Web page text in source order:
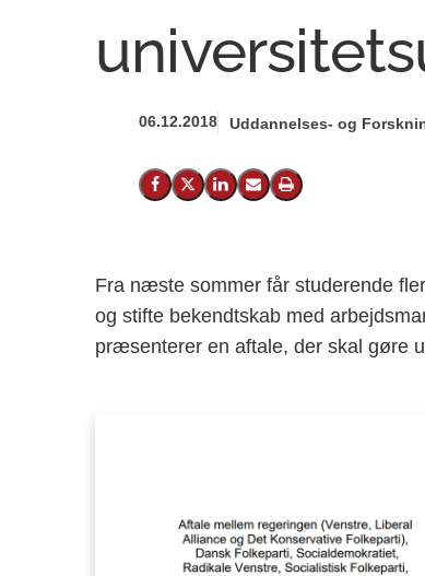
06.12.2018 Uddannelses- og
Del på Facebook
Del på X (Twitter)
Del på LinkedIn
Send email
Print
Fra næste sommer får studerende
og stifte bekendtskab med
præsenterer en aftale, der skal gøre